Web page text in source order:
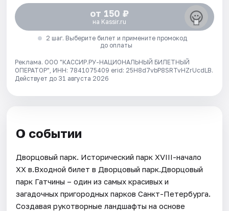
от 150 ₽
на Kassir.ru
2 шаг. Выберите билет и примените промокод
до оплаты
Реклама. ООО "КАССИР.РУ-НАЦИОНАЛЬНЫЙ БИЛЕТНЫЙ
ОПЕРАТОР", ИНН: 7841075409 erid: 25H8d7vbP8SRTvHZrUcdLB.
Действует до 31 августа 2026
О событии
Дворцовый парк. Исторический парк XVIII-начало
XX в.Входной билет в Дворцовый парк.Дворцовый
парк Гатчины – один из самых красивых и
загадочных пригородных парков Санкт-Петербурга.
Создавая рукотворные ландшафты на основе